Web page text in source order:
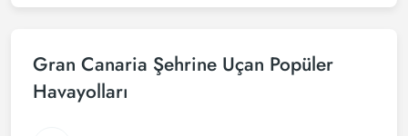
Gran Canaria Şehrine Uçan Popüler
Havayolları